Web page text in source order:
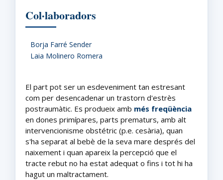
Col·laboradors
Borja Farré Sender
Laia Molinero Romera
El part pot ser un esdeveniment tan estresant
com per desencadenar un trastorn d'estrès
postraumàtic. Es produeix amb més freqüència
en dones primípares, parts prematurs, amb alt
intervencionisme obstétric (p.e. cesària), quan
s'ha separat al bebè de la seva mare després del
naixement i quan apareix la percepció que el
tracte rebut no ha estat adequat o fins i tot hi ha
hagut un maltractament.